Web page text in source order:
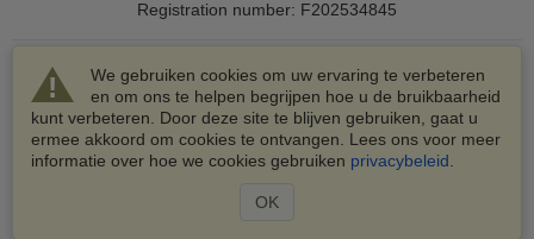
We gebruiken cookies om uw ervaring te verbeteren
en om ons te helpen begrijpen hoe u de bruikbaarheid
kunt verbeteren. Door deze site te blijven gebruiken, gaat u
ermee akkoord om cookies te ontvangen. Lees ons voor meer
informatie over hoe we cookies gebruiken privacybeleid
OK
Registration number: F202534845
© 2003-2026 VisaHQ.com, Inc. Alle rechten voorbehouden.
VisaHQ en het VisaHQ-logo zijn geregistreerde
handelsmerken van VisaHQ.com, Inc.